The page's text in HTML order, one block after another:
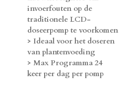
invoerfouten op de
traditionele LCD-
doseerpomp te voorkomen
> Ideaal voor het doseren
van plantenvoeding
> Max Programma 24
keer per dag per pomp